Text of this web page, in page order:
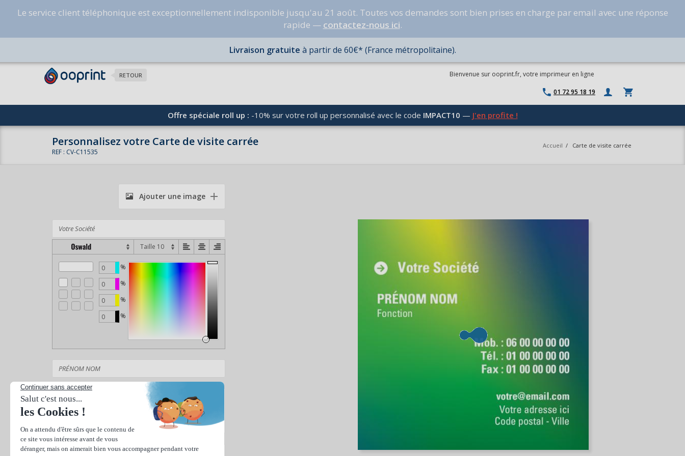
Le service client téléphonique est exceptionnellement indisponible jusqu'au 21 août. Toutes vos demandes sont bien prises en charge par email avec une réponse
rapide — contactez-nous ici.
Livraison gratuite à partir de 60€* (France métropolitaine).
RETOUR Bienvenue sur ooprint.fr, votre imprimeur en ligne
01 72 95 18 19
Offre spéciale roll up : -10% sur votre roll up personnalisé avec le code IMPACT10 — J'en profite !
Personnalisez votre Carte de visite carrée
REF : CV-C11535
Accueil / Carte de visite carrée
Ajouter une image
%
%
%
%